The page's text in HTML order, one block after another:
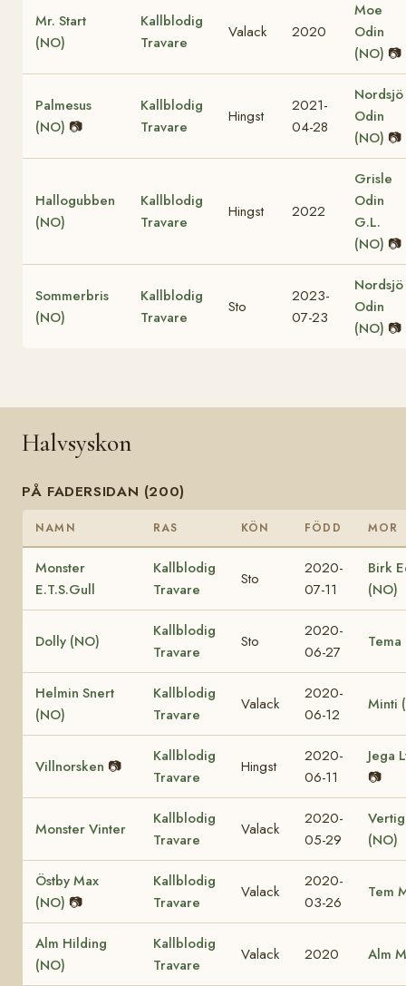
Mr. Start
(NO)
Kallblodig
Travare
Valack 2020
Moe
Odin
(NO) 📷
Palmesus
(NO) 📷
Kallblodig
Travare
Hingst
2021-
04-28
Nordsjö
Odin
(NO) 📷
Hallogubben
(NO)
Kallblodig
Travare
Hingst 2022
Grisle
Odin
G.L.
(NO) 📷
Sommerbris
(NO)
Kallblodig
Travare
Sto
2023-
07-23
Nordsjö
Odin
(NO) 📷
Halvsyskon
PÅ FADERSIDAN (200)
NAMN RAS KÖN FÖDD MOR
Monster
E.T.S.Gull
Kallblodig
Travare
Sto
2020-
07-11
Birk
(NO)
Dolly (NO)
Kallblodig
Travare
Sto
2020-
06-27
Helmin Snert
(NO)
Kallblodig
Travare
Valack
2020-
06-12
Minti
Villnorsken 📷
Kallblodig
Travare
Hingst
2020-
06-11
Jega
📷
Monster Vinter
Kallblodig
Travare
Valack
2020-
05-29
(NO)
Östby Max
(NO) 📷
Kallblodig
Travare
Valack
2020-
03-26
Tem
Alm Hilding
(NO)
Kallblodig
Travare
Valack 2020 Alm